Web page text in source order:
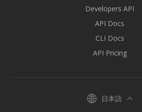
Developers API
API Docs
CLI Docs
API Pricing
日本語